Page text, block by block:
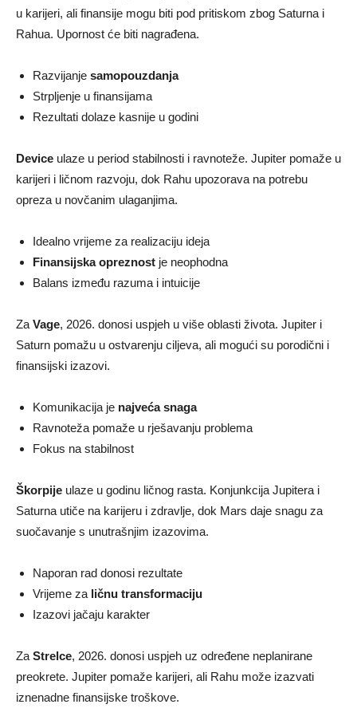
u karijeri, ali finansije mogu biti pod pritiskom zbog Saturna i
Rahua. Upornost će biti nagrađena.
Razvijanje samopouzdanja
Strpljenje u finansijama
Rezultati dolaze kasnije u godini
Device ulaze u period stabilnosti i ravnoteže. Jupiter pomaže u
karijeri i ličnom razvoju, dok Rahu upozorava na potrebu
opreza u novčanim ulaganjima.
Idealno vrijeme za realizaciju ideja
Finansijska opreznost je neophodna
Balans između razuma i intuicije
Za Vage, 2026. donosi uspjeh u više oblasti života. Jupiter i
Saturn pomažu u ostvarenju ciljeva, ali mogući su porodični i
finansijski izazovi.
Komunikacija je najveća snaga
Ravnoteža pomaže u rješavanju problema
Fokus na stabilnost
Škorpije ulaze u godinu ličnog rasta. Konjunkcija Jupitera i
Saturna utiče na karijeru i zdravlje, dok Mars daje snagu za
suočavanje s unutrašnjim izazovima.
Naporan rad donosi rezultate
Vrijeme za ličnu transformaciju
Izazovi jačaju karakter
Za Strelce, 2026. donosi uspjeh uz određene neplanirane
preokrete. Jupiter pomaže karijeri, ali Rahu može izazvati
iznenadne finansijske troškove.